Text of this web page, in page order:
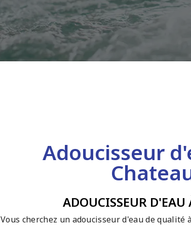
Adoucisseur
ADOUCISSEUR
Vous cherchez un adoucisseur d'eau de